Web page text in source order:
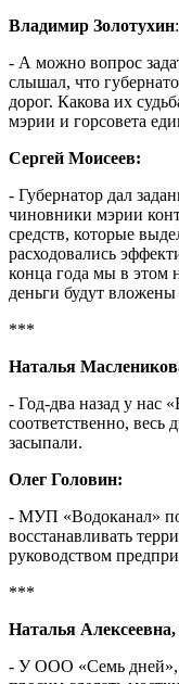
Владимир Золотухин:
- А можно вопрос
слышал, что
дорог. Какова их
мэрии и горсовета
Сергей Моисеев:
- Губернатор дал
чиновники мэрии
средств, которые
расходовались
конца года мы в этом
деньги будут
***
Наталья
- Год-два назад у нас
соответственно, весь
засыпали.
Олег Головин:
- МУП «Водоканал»
восстанавливать
руководством
***
Наталья
- У ООО «Семь дней»,